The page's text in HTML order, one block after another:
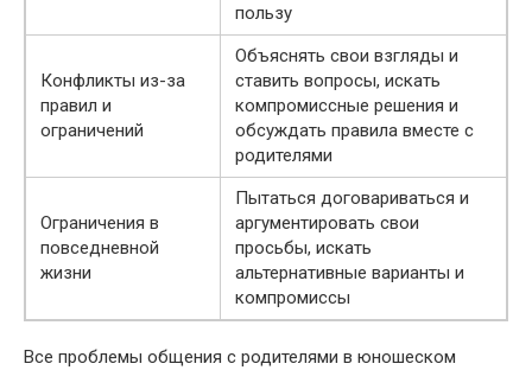
пользу
Конфликты из-за
правил и
ограничений
Объяснять свои взгляды и
ставить вопросы, искать
компромиссные решения и
обсуждать правила вместе с
родителями
Ограничения в
повседневной
жизни
Пытаться договариваться и
аргументировать свои
просьбы, искать
альтернативные варианты и
компромиссы
Все проблемы общения с родителями в юношеском